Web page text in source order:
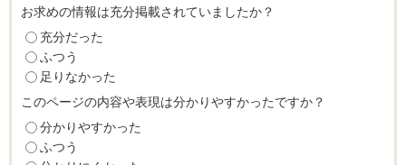
お求めの情報は充分掲載されていましたか？
充分だった
ふつう
足りなかった
このページの内容や表現は分かりやすかったですか？
分かりやすかった
ふつう